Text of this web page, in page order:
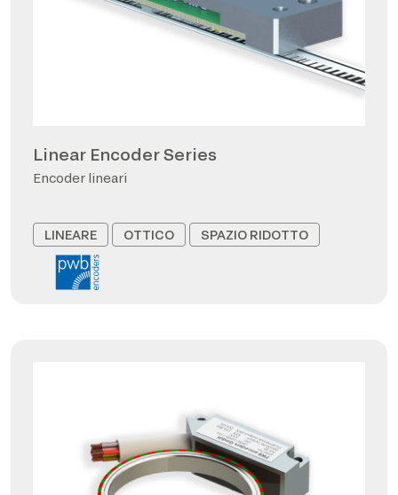
Linear Encoder Series
Encoder lineari
LINEARE OTTICO SPAZIO RIDOTTO